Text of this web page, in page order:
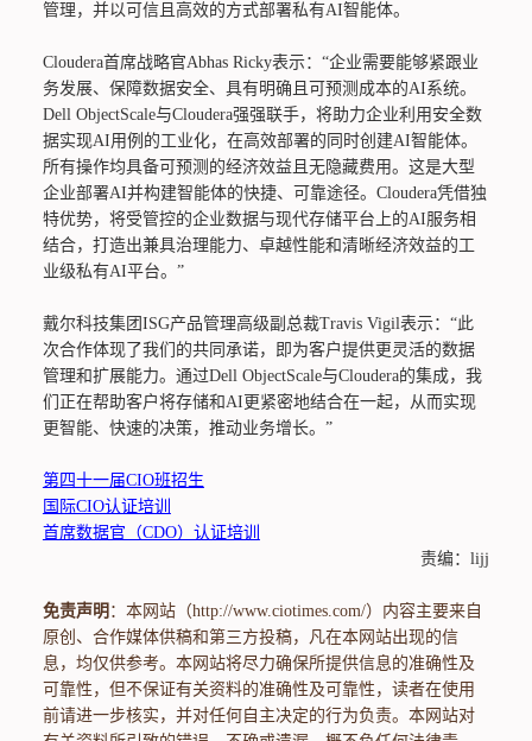
管理，并以可信且高效的方式部署私有AI智能体。
Cloudera首席战略官Abhas Ricky表示：“企业需要能够紧跟业
务发展、保障数据安全、具有明确且可预测成本的AI系统。
Dell ObjectScale与Cloudera强强联手，将助力企业利用安全数
据实现AI用例的工业化，在高效部署的同时创建AI智能体。
所有操作均具备可预测的经济效益且无隐藏费用。这是大型
企业部署AI并构建智能体的快捷、可靠途径。Cloudera凭借独
特优势，将受管控的企业数据与现代存储平台上的AI服务相
结合，打造出兼具治理能力、卓越性能和清晰经济效益的工
业级私有AI平台。”
戴尔科技集团ISG产品管理高级副总裁Travis Vigil表示：“此
次合作体现了我们的共同承诺，即为客户提供更灵活的数据
管理和扩展能力。通过Dell ObjectScale与Cloudera的集成，我
们正在帮助客户将存储和AI更紧密地结合在一起，从而实现
更智能、快速的决策，推动业务增长。”
第四十一届CIO班招生
国际CIO认证培训
首席数据官（CDO）认证培训
责编：lijj
免责声明 ：本网站（http://www.ciotimes.com/）内容主要来自
原创、合作媒体供稿和第三方投稿，凡在本网站出现的信
息，均仅供参考。本网站将尽力确保所提供信息的准确性及
可靠性，但不保证有关资料的准确性及可靠性，读者在使用
前请进一步核实，并对任何自主决定的行为负责。本网站对